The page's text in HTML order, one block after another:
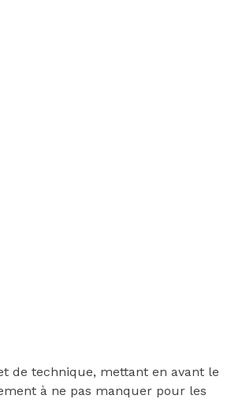
de technique, mettant en avant le
à ne pas manquer pour les